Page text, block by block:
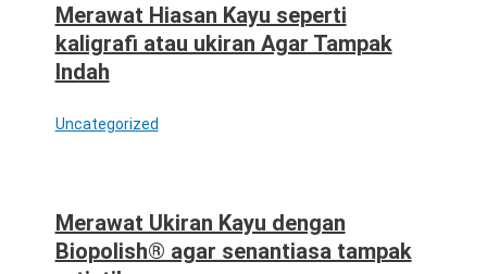
Merawat Hiasan Kayu seperti
kaligrafi atau ukiran Agar Tampak
Indah
Uncategorized
Merawat Ukiran Kayu dengan
Biopolish® agar senantiasa tampak